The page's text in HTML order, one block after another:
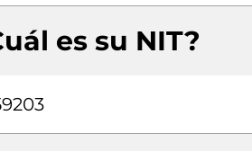
es su NIT?